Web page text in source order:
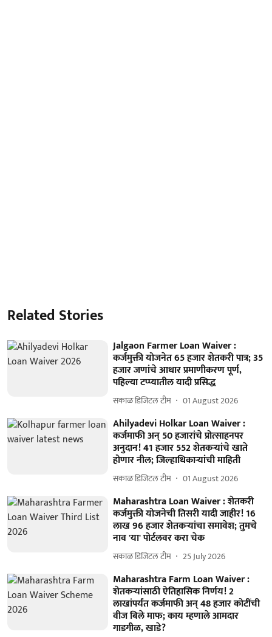
Related Stories
Jalgaon Farmer Loan Waiver :
कर्जमुक्ती योजनेत 65 हजार शेतकरी पात्र; 35
हजार जणांचे आधार प्रमाणीकरण पूर्ण,
पहिल्या टप्प्यातील यादी प्रसिद्ध
सकाळ डिजिटल टीम 01 August 2026
Ahilyadevi Holkar Loan Waiver :
कर्जमाफी अन् 50 हजारांचे प्रोत्साहनपर
अनुदान! 41 हजार 552 शेतकऱ्यांचे खाते
होणार नील; जिल्हाधिकाऱ्यांची माहिती
सकाळ डिजिटल टीम 01 August 2026
Maharashtra Loan Waiver : शेतकरी
कर्जमुक्ती योजनेची तिसरी यादी जाहीर! 16
लाख 96 हजार शेतकऱ्यांचा समावेश; तुमचे
नाव 'या' पोर्टलवर करा चेक
सकाळ डिजिटल टीम 25 July 2026
Maharashtra Farm Loan Waiver :
शेतकऱ्यांसाठी ऐतिहासिक निर्णय! 2
लाखांपर्यंत कर्जमाफी अन् 48 हजार कोटींची
वीज बिले माफ; काय म्हणाले आमदार
गाडगीळ, खाडे?